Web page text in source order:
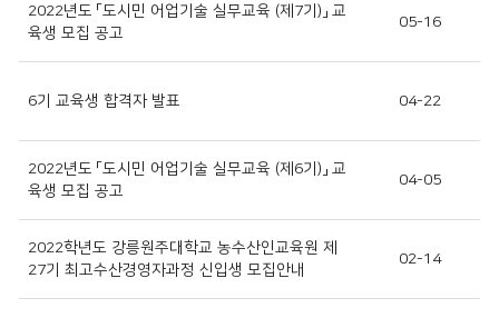
2022년도 「도시민 어업기술 실무교육 (제7기)」 교
육생 모집 공고
05-16
6기 교육생 합격자 발표 04-22
2022년도 「도시민 어업기술 실무교육 (제6기)」 교
육생 모집 공고
04-05
2022학년도 강릉원주대학교 농수산인교육원 제
27기 최고수산경영자과정 신입생 모집안내
02-14